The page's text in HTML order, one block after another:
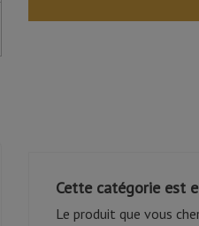
Cette catégorie est
Le produit que vous